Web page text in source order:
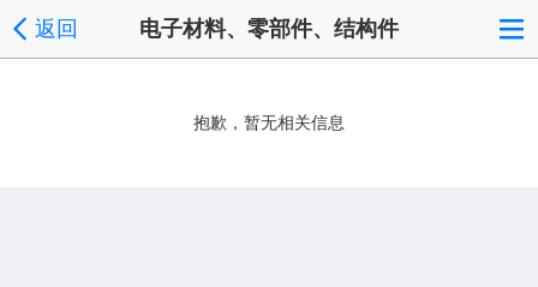
返回 电子材料、零部件、结构件
抱歉，暂无相关信息